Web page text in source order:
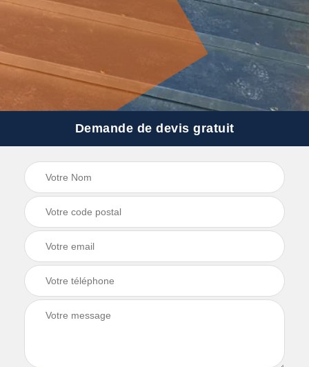
Demande de devis gratuit